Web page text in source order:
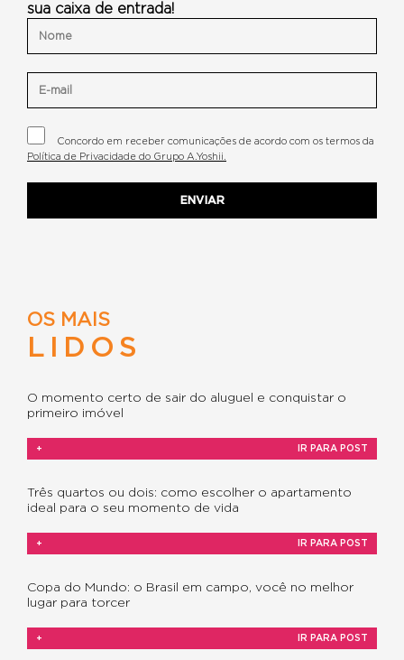
sua caixa de entrada!
Concordo em receber comunicações de acordo com os termos da
Política de Privacidade do Grupo A.Yoshii.
OS MAIS
LIDOS
O momento certo de sair do aluguel e conquistar o
primeiro imóvel
+ IR PARA POST
Três quartos ou dois: como escolher o apartamento
ideal para o seu momento de vida
+ IR PARA POST
Copa do Mundo: o Brasil em campo, você no melhor
lugar para torcer
+ IR PARA POST